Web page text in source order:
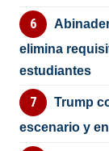
elimina
estudiantes
Trump
escenario y